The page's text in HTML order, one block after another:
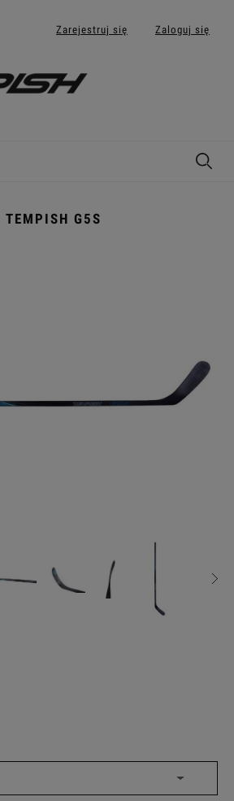
Zarejestruj się Zaloguj się
TEMPISH G5S